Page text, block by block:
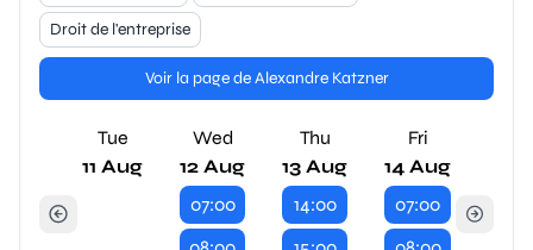
Droit de l'entreprise
Voir la page de Alexandre Katzner
Tue
11 Aug
Wed
12 Aug
07:00
Thu
13 Aug
14:00
Fri
14 Aug
07:00